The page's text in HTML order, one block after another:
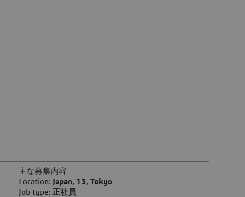
主な募集内容
Location:
Japan, 13, Tokyo
Job type: 正社員